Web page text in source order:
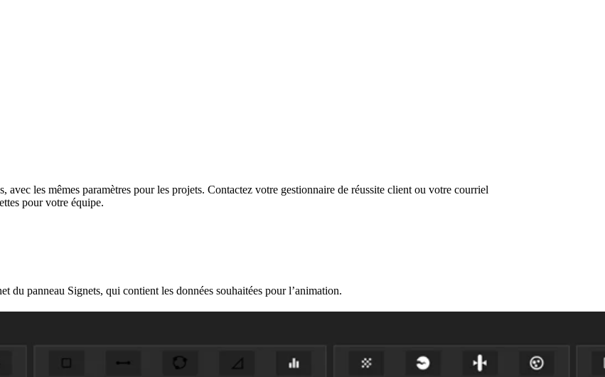
avec les mêmes paramètres pour les projets. Contactez votre gestionnaire de réussite client ou votre courriel
pour votre équipe.
du panneau Signets, qui contient les données souhaitées pour l’animation.